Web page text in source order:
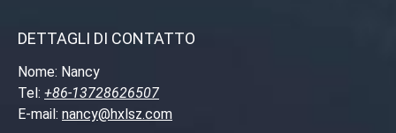
DETTAGLI DI CONTATTO
Nome: Nancy
Tel: +86-13728626507
E-mail: nancy@hxlsz.com